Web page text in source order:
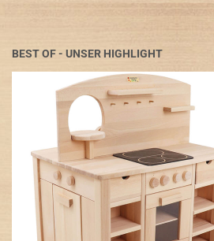
BEST OF - UNSER HIGHLIGHT